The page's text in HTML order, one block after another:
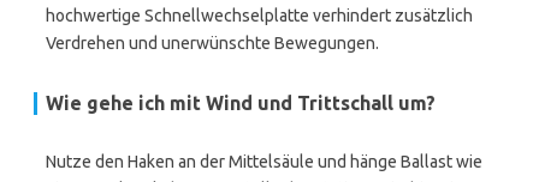
hochwertige Schnellwechselplatte verhindert zusätzlich
Verdrehen und unerwünschte Bewegungen.
Wie gehe ich mit Wind und Trittschall um?
Nutze den Haken an der Mittelsäule und hänge Ballast wie